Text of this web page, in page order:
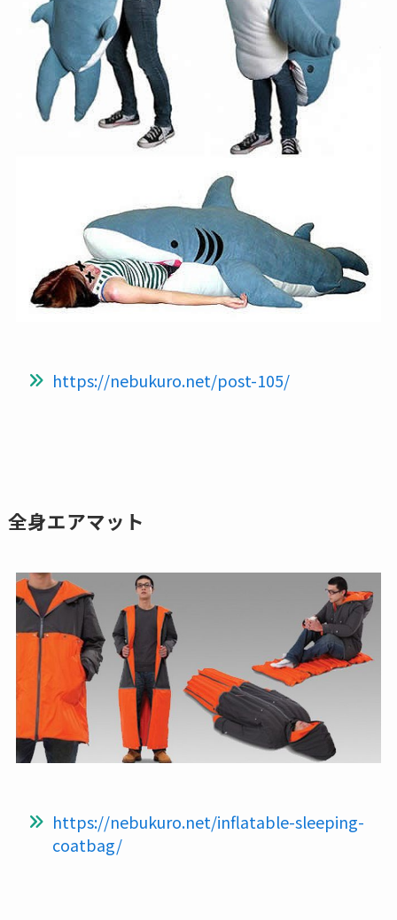
https://nebukuro.net/post-105/
全身エアマット
https://nebukuro.net/inflatable-sleeping-
coatbag/